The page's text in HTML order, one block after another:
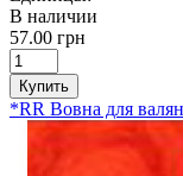
В наличии
57.00 грн
Купить
*RR Вовна для